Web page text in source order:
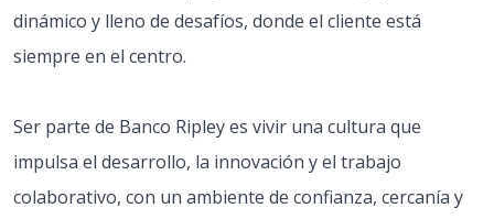
dinámico y lleno de desafíos, donde el cliente está
siempre en el centro.
Ser parte de Banco Ripley es vivir una cultura que
impulsa el desarrollo, la innovación y el trabajo
colaborativo, con un ambiente de confianza, cercanía y